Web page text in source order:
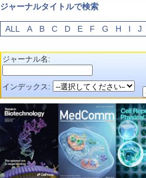
ジャーナルタイトルで検索
ALL A B C D E F G H I J
ジャーナル名:
インデックス: